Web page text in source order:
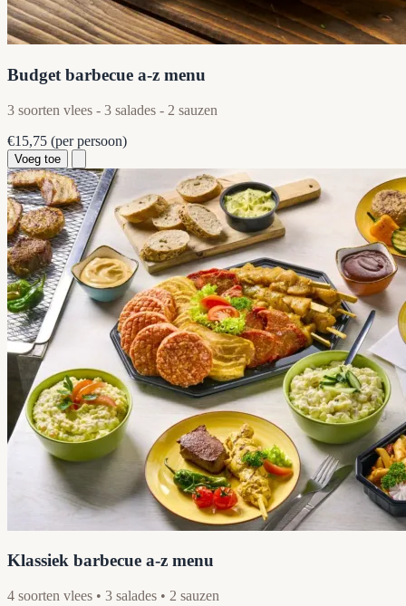
Budget barbecue a-z menu
3 soorten vlees - 3 salades - 2 sauzen
€15,75 (per persoon)
Voeg toe
Klassiek barbecue a-z menu
4 soorten vlees • 3 salades • 2 sauzen